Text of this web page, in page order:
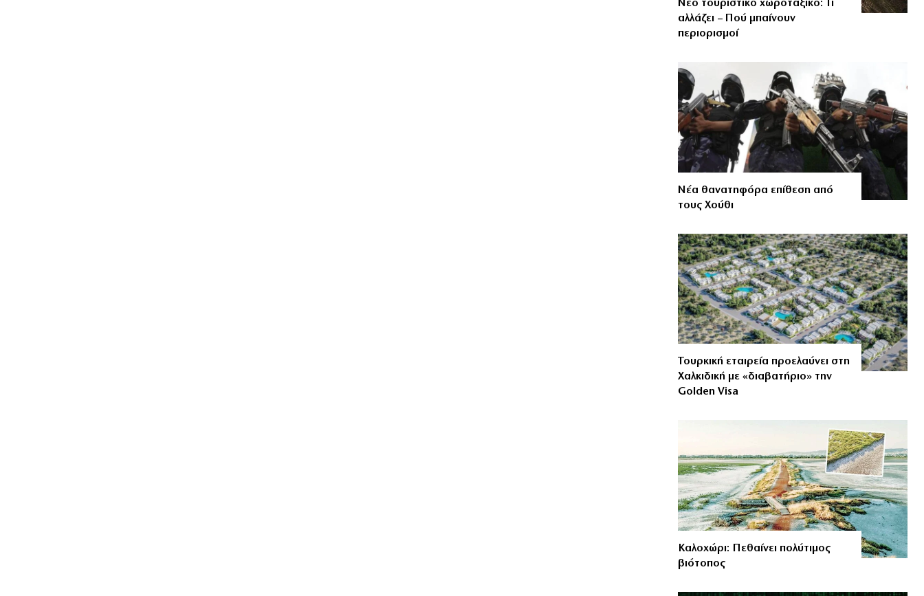
Νέο τουριστικό χωροταξικό: Τι
αλλάζει – Πού μπαίνουν
περιορισμοί
Νέα θανατηφόρα επίθεση από
τους Χούθι
Τουρκική εταιρεία προελαύνει στη
Χαλκιδική με «διαβατήριο» την
Golden Visa
Καλοχώρι: Πεθαίνει πολύτιμος
βιότοπος